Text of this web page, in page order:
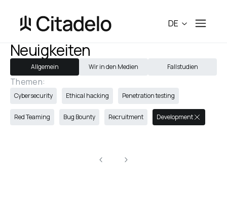
DE
Neuigkeiten
Themen:
Cybersecurity Ethical hacking Penetration testing
Red Teaming Bug Bounty Recruitment Development
Allgemein Wir in den Medien Fallstudien